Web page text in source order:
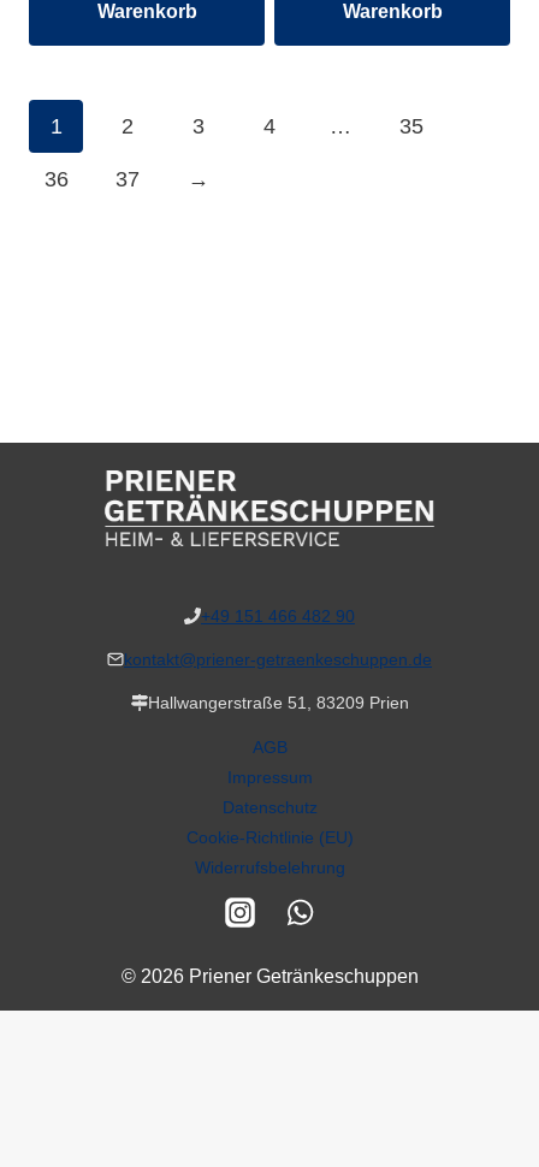
Warenkorb
Warenkorb
1 2 3 4 … 35
36 37 →
+49 151 466 482 90
kontakt@priener-getraenkeschuppen.de
Hallwangerstraße 51, 83209 Prien
AGB
Impressum
Datenschutz
Cookie-Richtlinie (EU)
Widerrufsbelehrung
© 2026 Priener Getränkeschuppen